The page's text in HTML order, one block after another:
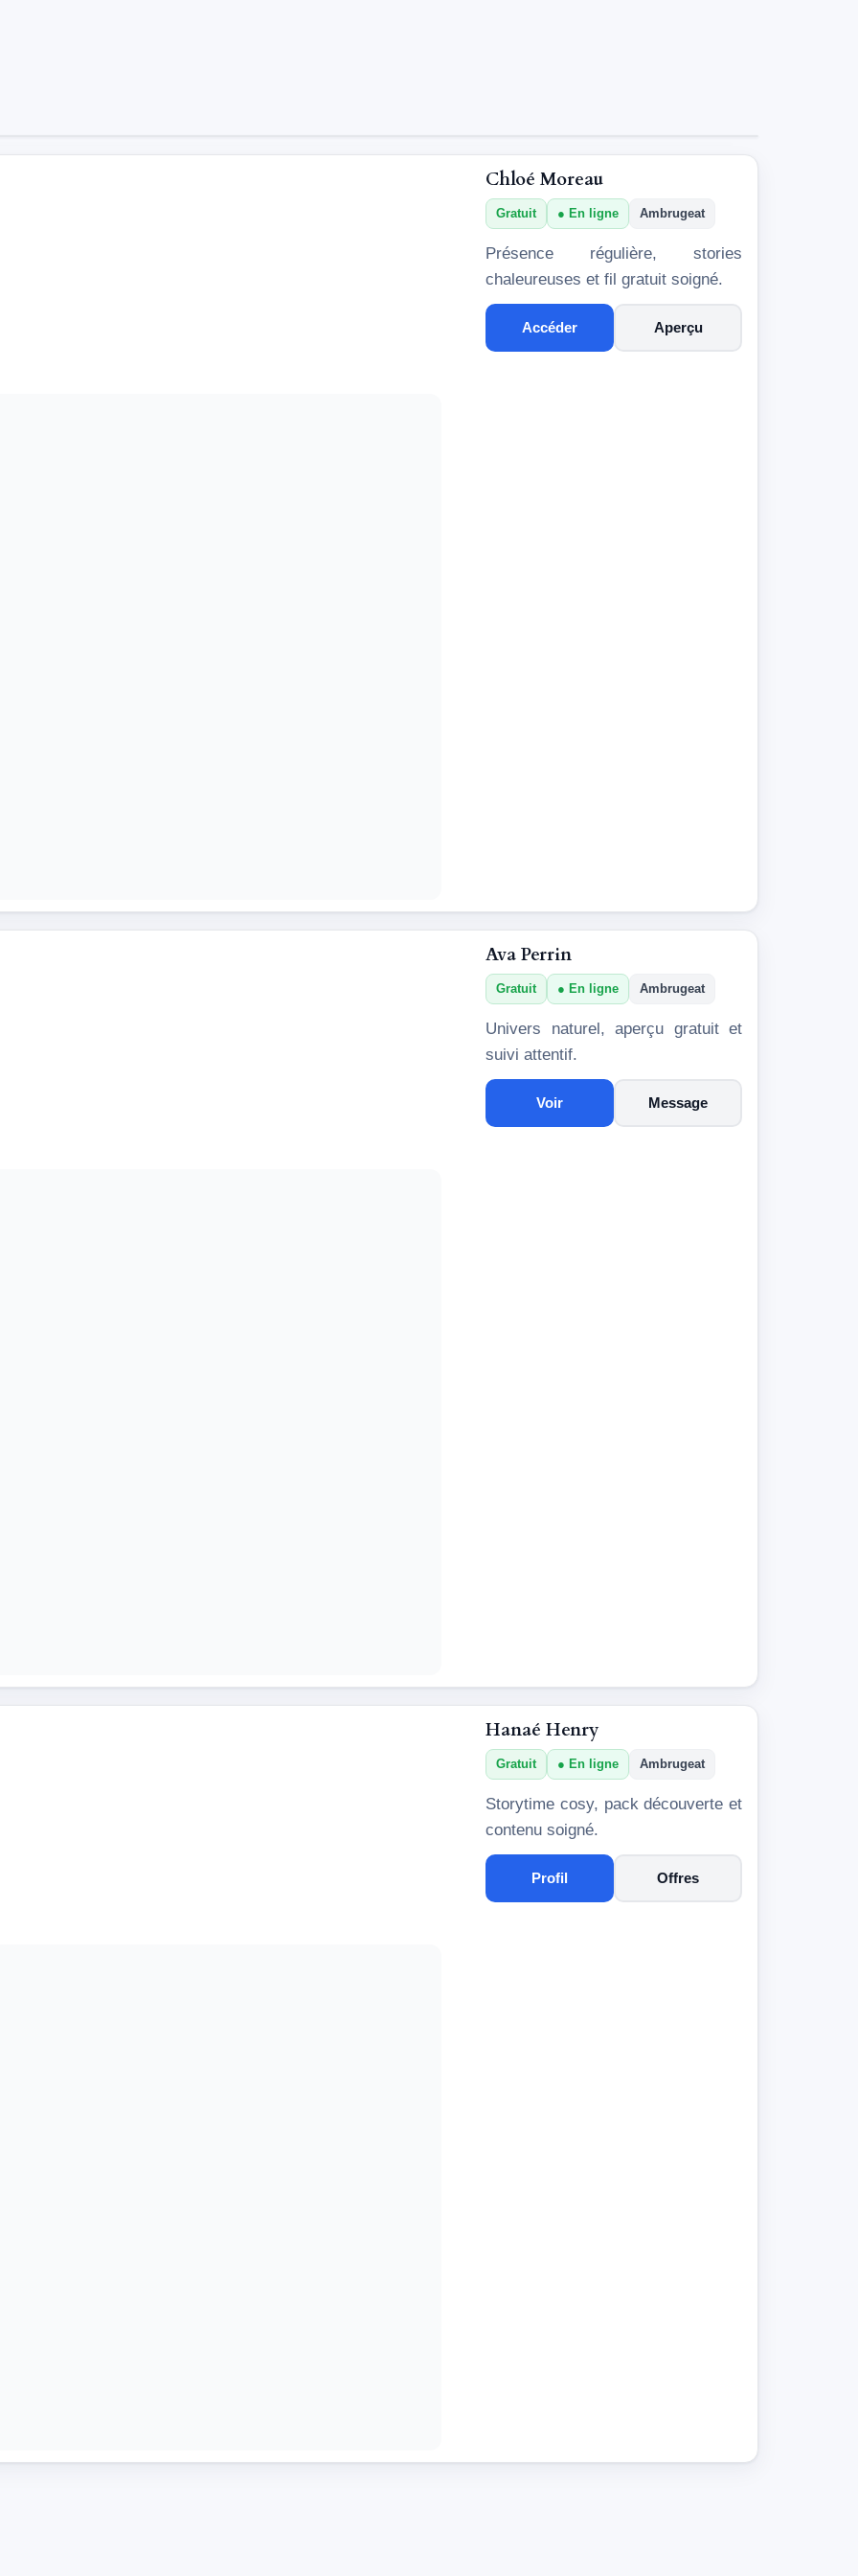
Chloé Moreau
Gratuit En ligne Ambrugeat
Présence régulière, stories
chaleureuses et fil gratuit soigné.
Accéder Aperçu
Ava Perrin
Gratuit En ligne Ambrugeat
Univers naturel, aperçu gratuit et
suivi attentif.
Voir Message
Hanaé Henry
Gratuit En ligne Ambrugeat
Storytime cosy, pack découverte et
contenu soigné.
Profil Offres